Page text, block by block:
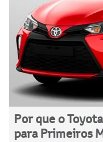
Por que o
para Primeiros